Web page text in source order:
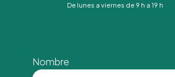
De lunes a viernes de 9 h a 19 h
Nombre